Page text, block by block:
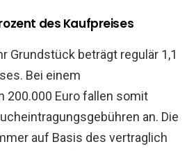
des Kaufpreises
Grundstück beträgt regulär 1,1
Bei einem
200.000 Euro fallen somit
an. Die
auf Basis des vertraglich